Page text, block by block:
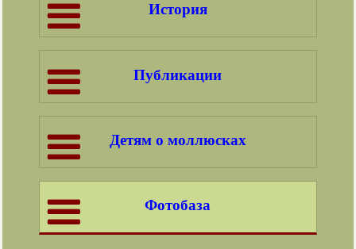
История
Публикации
Детям о моллюсках
Фотобаза